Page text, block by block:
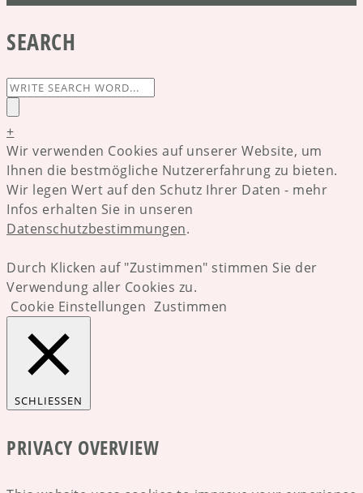
SEARCH
+
Wir verwenden Cookies auf unserer Website, um
Ihnen die bestmögliche Nutzererfahrung zu bieten.
Wir legen Wert auf den Schutz Ihrer Daten - mehr
Infos erhalten Sie in unseren
Datenschutzbestimmungen.
Durch Klicken auf "Zustimmen" stimmen Sie der
Verwendung aller Cookies zu.
Cookie Einstellungen Zustimmen
SCHLIESSEN
PRIVACY OVERVIEW